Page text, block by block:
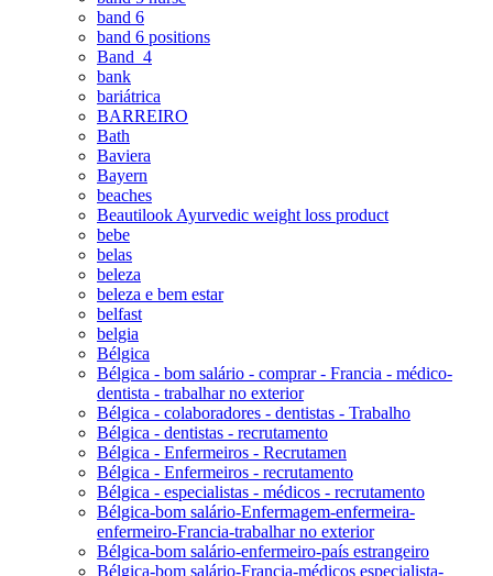
band 6
band 6 positions
Band_4
bank
bariátrica
BARREIRO
Bath
Baviera
Bayern
beaches
Beautilook Ayurvedic weight loss product
bebe
belas
beleza
beleza e bem estar
belfast
belgia
Bélgica
Bélgica - bom salário - comprar - Francia - médico-
dentista - trabalhar no exterior
Bélgica - colaboradores - dentistas - Trabalho
Bélgica - dentistas - recrutamento
Bélgica - Enfermeiros - Recrutamen
Bélgica - Enfermeiros - recrutamento
Bélgica - especialistas - médicos - recrutamento
Bélgica-bom salário-Enfermagem-enfermeira-
enfermeiro-Francia-trabalhar no exterior
Bélgica-bom salário-enfermeiro-país estrangeiro
Bélgica-bom salário-Francia-médicos especialista-